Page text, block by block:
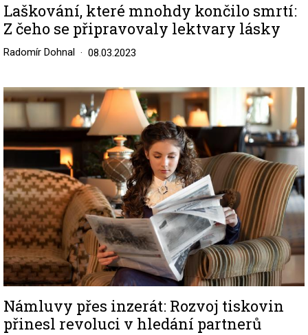
Laškování, které mnohdy končilo smrtí:
Z čeho se připravovaly lektvary lásky
Radomír Dohnal 08.03.2023
Image
Námluvy přes inzerát: Rozvoj tiskovin
přinesl revoluci v hledání partnerů